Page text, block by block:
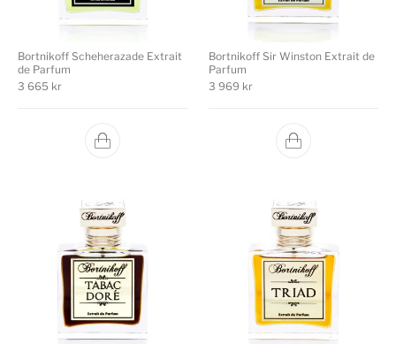
Bortnikoff Scheherazade Extrait
de Parfum
3 665 kr
Bortnikoff Sir Winston Extrait de
Parfum
3 969 kr